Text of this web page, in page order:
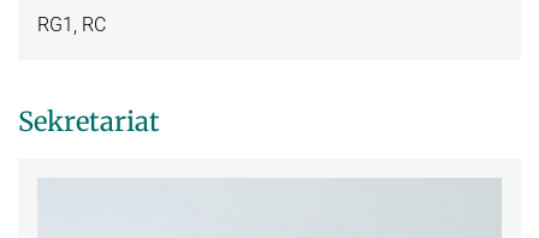
RG1, RC
Sekretariat